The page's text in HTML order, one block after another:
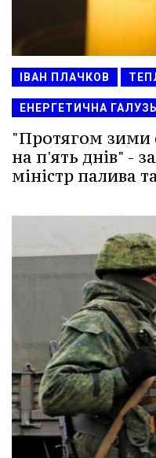
ІВАН ПЛАЧКОВ
ЕНЕРГЕТИЧНА ГАЛУЗЬ
"Протягом зими
на п'ять днів" -
міністр палива